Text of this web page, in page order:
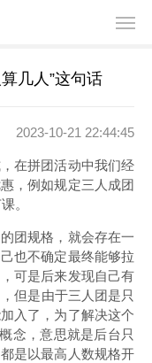
几人”这句话
2023-10-21 22:44:45
在拼团活动中我们经
，例如规定三人成团
。
团规格，就会存在一
也不确定最终能够拉
可是后来发现自己有
但是由于三人团是只
入了，为了解决这个
念，意思就是后台只
是以最高人数规格开